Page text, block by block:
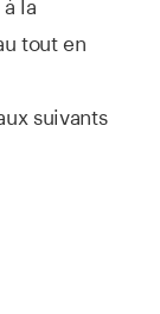
tout en
suivants